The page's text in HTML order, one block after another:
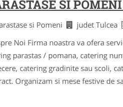
SI
si Pomeni judet Tulcea
Noi Firma noastra va ofera
parastas / pomana, catering
catering gradinite sau scoli,
Organizam si mese festive de